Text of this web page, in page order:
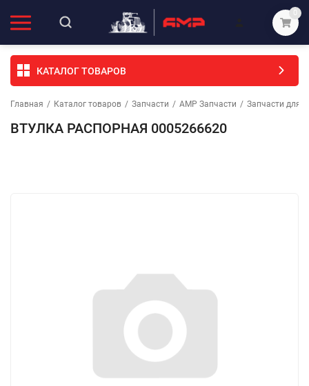
0
КАТАЛОГ ТОВАРОВ
Главная / Каталог товаров / Запчасти / АМР Запчасти / Запчасти для
ВТУЛКА РАСПОРНАЯ 0005266620